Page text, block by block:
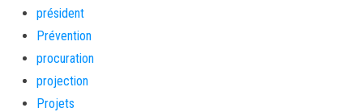
président
Prévention
procuration
projection
Projets